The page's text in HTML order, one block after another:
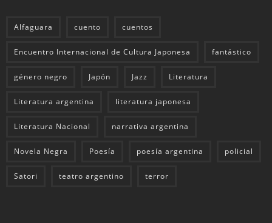
Alfaguara cuento cuentos
Encuentro Internacional de Cultura Japonesa fantástico
género negro Japón Jazz Literatura
Literatura argentina literatura japonesa
Literatura Nacional narrativa argentina
Novela Negra Poesía poesía argentina policial
Satori teatro argentino terror